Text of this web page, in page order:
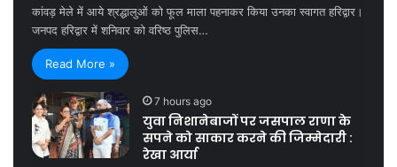
कांवड़ मेले में आये श्रद्धालुओं को फूल माला पहनाकर किया उनका स्वागत हरिद्वार।
जनपद हरिद्वार में शनिवार को वरिष्ठ पुलिस…
Read More »
7 hours ago
युवा निशानेबाजों पर जसपाल राणा के
सपने को साकार करने की जिम्मेदारी :
रेखा आर्या